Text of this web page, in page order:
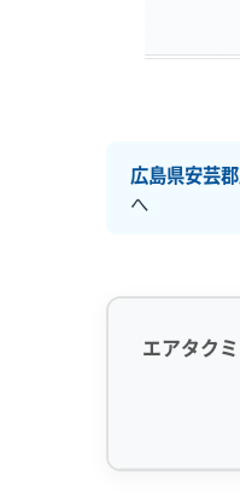
広島県安芸
へ
エアタク